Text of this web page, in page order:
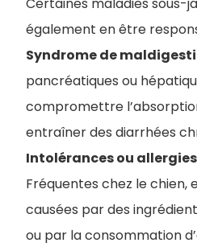
également en être
Syndrome de
pancréatiques ou
compromettre
entraîner des diarrhées
Intolérances ou
Fréquentes chez le chien,
causées par des
ou par la consommation